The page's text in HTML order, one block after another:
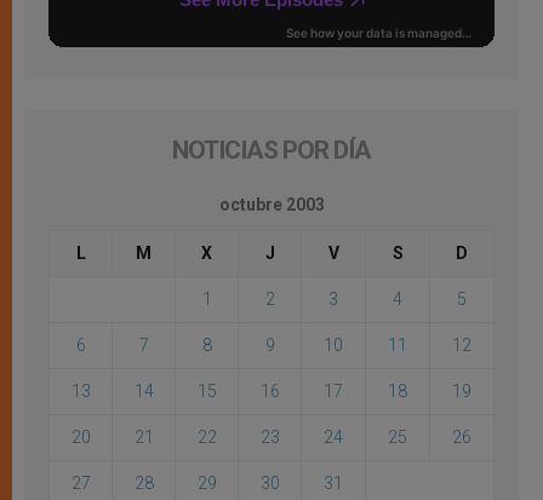
NOTICIAS POR DÍA
octubre 2003
L M X J V S D
1 2 3 4 5
6 7 8 9 10 11 12
13 14 15 16 17 18 19
20 21 22 23 24 25 26
27 28 29 30 31